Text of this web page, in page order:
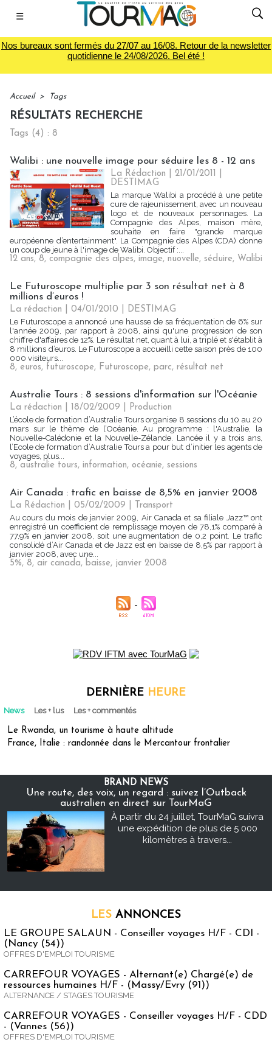
☰
Nos bureaux sont fermés du 27/07 au 16/08. Retour de la newsletter
quotidienne le 24/08/2026. Bel été !
Accueil > Tags
RÉSULTATS RECHERCHE
Tags (4) : 8
Walibi : une nouvelle image pour séduire les 8 - 12 ans
La Rédaction | 21/01/2011
DESTIMAG
La marque Walibi a procédé à une petite
cure de rajeunissement, avec un nouveau
logo et de nouveaux personnages. La
Compagnie des Alpes, maison mère,
souhaite en faire "grande marque
européenne d’entertainment". La Compagnie des Alpes (CDA) donne
un coup de jeune à l'image de Walibi. Objectif :...
12 ans, 8, compagnie des alpes, image, nuovelle, séduire, Walibi
Le Futuroscope multiplie par 3 son résultat net à 8
millions d’euros !
La rédaction | 04/01/2010
DESTIMAG
Le Futuroscope a annoncé une hausse de sa fréquentation de 6% sur
l'année 2009, par rapport à 2008, ainsi qu'une progression de son
chiffre d'affaires de 12%. Le résultat net, quant à lui, a triplé et s'établit à
8 millions d’euros. Le Futuroscope a accueilli cette saison près de 100
000 visiteurs...
8, euros, futuroscope, Futuroscope, parc, résultat net
Australie Tours : 8 sessions d'information sur l'Océanie
La rédaction | 18/02/2009
Production
L’école de formation d’Australie Tours organise 8 sessions du 10 au 20
mars sur le thème de l’Océanie. Au programme : l'Australie, la
Nouvelle-Calédonie et la Nouvelle-Zélande. Lancée il y a trois ans,
l’Ecole de formation d’Australie Tours a pour but d’initier les agents de
voyages, plus...
8, australie tours, information, océanie, sessions
Air Canada : trafic en baisse de 8,5% en janvier 2008
La Rédaction | 05/02/2009
Transport
Au cours du mois de janvier 2009, Air Canada et sa filiale Jazz™ ont
enregistré un coefficient de remplissage moyen de 78,1% comparé à
77,9% en janvier 2008, soit une augmentation de 0,2 point. Le trafic
consolidé d’Air Canada et de Jazz est en baisse de 8,5% par rapport à
janvier 2008, avec une...
5%, 8, air canada, baisse, janvier 2008
DERNIÈRE HEURE
News Les + lus Les + commentés
Le Rwanda, un tourisme à haute altitude
France, Italie : randonnée dans le Mercantour frontalier
BRAND NEWS
Une route, des voix, un regard : suivez l’Outback
australien en direct sur TourMaG
À partir du 24 juillet, TourMaG suivra
une expédition de plus de 5 000
kilomètres à travers...
LES ANNONCES
LE GROUPE SALAUN - Conseiller voyages H/F - CDI -
(Nancy (54))
OFFRES D'EMPLOI TOURISME
CARREFOUR VOYAGES - Alternant(e) Chargé(e) de
ressources humaines H/F - (Massy/Evry (91))
ALTERNANCE / STAGES TOURISME
CARREFOUR VOYAGES - Conseiller voyages H/F - CDD
- (Vannes (56))
OFFRES D'EMPLOI TOURISME